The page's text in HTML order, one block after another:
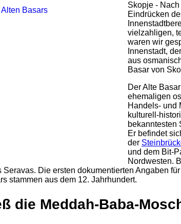
Skopje -
Eindrücken
vielzahligen,
waren wir
Innenstadt,
aus
Basar von
Der Alte
ehemaligen
Handels- und
kulturell-
bekanntesten
Er befindet
der
und dem Bit-
Nordwesten.
Die ersten dokumentierten Angaben
stammen aus dem 12. Jahrhundert.
die Meddah-Baba-